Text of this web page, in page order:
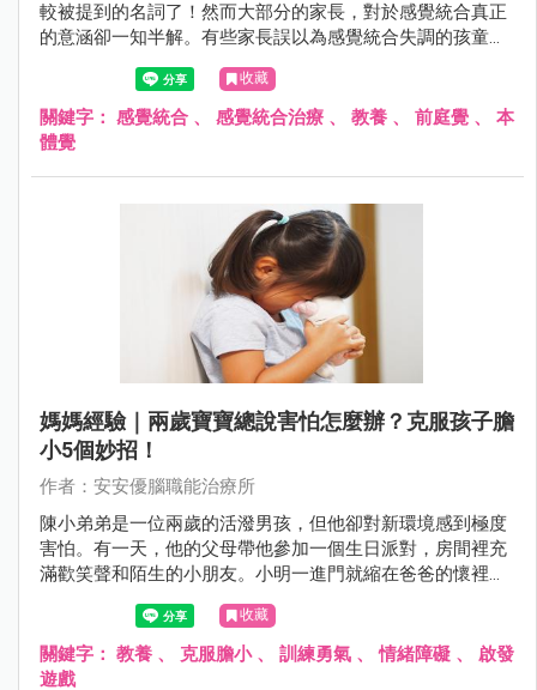
較被提到的名詞了！然而大部分的家長，對於感覺統合真正
的意涵卻一知半解。有些家長誤以為感覺統合失調的孩童就
是過動兒，或以為感覺統合是在教導兒童做運動。這些觀念
都沒有完全掌握感覺統合這個概念，僅是摸著邊際的看法。
收藏
關鍵字： 感覺統合 、 感覺統合治療 、 教養 、 前庭覺 、 本
體覺
媽媽經驗｜兩歲寶寶總說害怕怎麼辦？克服孩子膽
小5個妙招！
作者：安安優腦職能治療所
陳小弟弟是一位兩歲的活潑男孩，但他卻對新環境感到極度
害怕。有一天，他的父母帶他參加一個生日派對，房間裡充
滿歡笑聲和陌生的小朋友。小明一進門就縮在爸爸的懷裡，
眼神躲閃且不敢發聲。他看著其他小朋友在玩耍，卻不敢加
入。當有人走近想跟他打招呼時，小明緊張地捏住了爸爸的
衣袖，顯露出典型的害怕表情。即便父母試圖撫慰他，小明
仍然保持著警戒，不敢踏出安全的爸爸懷抱。這種情境凸顯
收藏
關鍵字： 教養 、 克服膽小、 訓練勇氣 、情緒障礙 、 啟發
遊戲